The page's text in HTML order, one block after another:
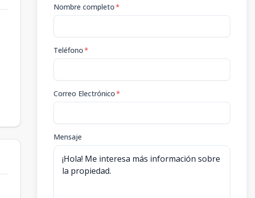
Nombre completo*
Teléfono*
Correo Electrónico*
Mensaje